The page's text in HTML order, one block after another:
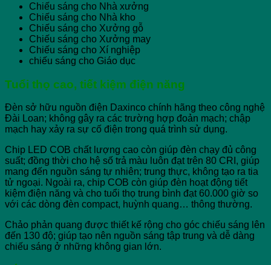
Chiếu sáng cho Nhà xưởng
Chiếu sáng cho Nhà kho
Chiếu sáng cho Xưởng gỗ
Chiếu sáng cho Xưởng may
Chiếu sáng cho Xí nghiệp
chiếu sáng cho Giáo dục
Tuổi thọ cao, tiết kiệm điện năng
Đèn sở hữu nguồn điện Daxinco chính hãng theo công nghệ
Đài Loan; không gây ra các trường hợp đoản mạch; chập
mạch hay xảy ra sự cố điện trong quá trình sử dụng.
Chip LED COB chất lượng cao còn giúp đèn chạy đủ công
suất; đồng thời cho hệ số trả màu luôn đạt trên 80 CRI, giúp
mang đến nguồn sáng tự nhiên; trung thực, không tạo ra tia
tử ngoại. Ngoài ra, chip COB còn giúp đèn hoạt động tiết
kiệm điện năng và cho tuổi thọ trung bình đạt 60.000 giờ so
với các dòng đèn compact, huỳnh quang… thông thường.
Chảo phản quang được thiết kế rộng cho góc chiếu sáng lên
đến 130 độ; giúp tạo nên nguồn sáng tập trung và dễ dàng
chiếu sáng ở những không gian lớn.